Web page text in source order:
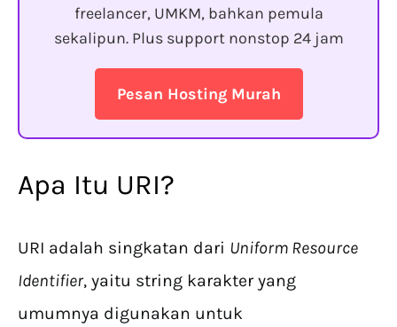
freelancer, UMKM, bahkan pemula
sekalipun. Plus support nonstop 24 jam
Pesan Hosting Murah
Apa Itu URI?
URI adalah singkatan dari Uniform Resource
Identifier, yaitu string karakter yang
umumnya digunakan untuk